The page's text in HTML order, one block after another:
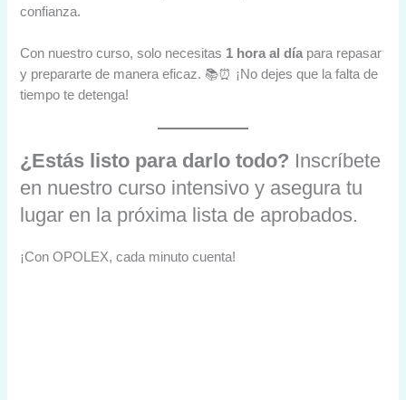
confianza.
Con nuestro curso, solo necesitas 1 hora al díapara repasar
y prepararte de manera eficaz. 📚⏰ ¡No dejes que la falta de
tiempo te detenga!
¿Estás listo para darlo todo? Inscríbete
en nuestro curso intensivo y asegura tu
lugar en la próxima lista de aprobados.
¡Con OPOLEX, cada minuto cuenta!